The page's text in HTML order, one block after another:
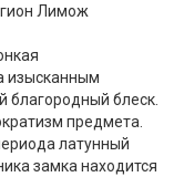
Лимож
изысканным
благородный блеск.
предмета.
латунный
замка находится